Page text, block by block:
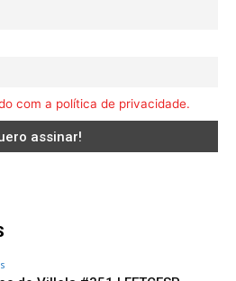
com a política de privacidade.